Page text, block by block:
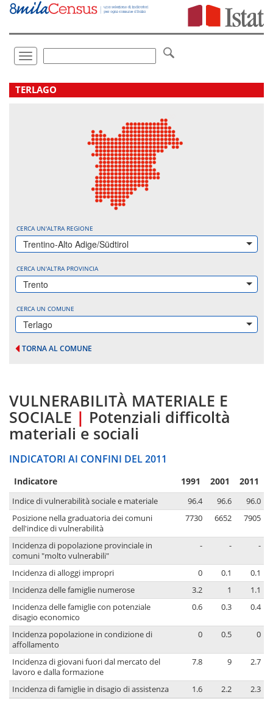
Vai
direttamente
Toggle
navigation
.
TERLAGO
CERCA UN'ALTRA REGIONE
Trentino-Alto Adige/Südtirol
CERCA UN'ALTRA PROVINCIA
Trento
CERCA UN COMUNE
Terlago
TORNA AL COMUNE
VULNERABILITÀ MATERIALE E
SOCIALE | Potenziali difficoltà
materiali e sociali
INDICATORI AI CONFINI DEL 2011
Indicatore 1991 2001 2011
Indice di vulnerabilità sociale e materiale 96.4 96.6
96.0
Posizione nella graduatoria dei comuni
dell'indice di vulnerabilità
7730 6652 7905
Incidenza di popolazione provinciale in
comuni "molto vulnerabili"
- - -
Incidenza di alloggi impropri 0 0.1
0.1
Incidenza delle famiglie numerose
3.2 1
1.1
Incidenza delle famiglie con potenziale
disagio economico
0.6 0.3 0.4
Incidenza popolazione in condizione di
affollamento
0 0.5 0
Incidenza di giovani fuori dal mercato del
lavoro e dalla formazione
7.8 9 2.7
Incidenza di famiglie in disagio di assistenza 1.6 2.2 2.3